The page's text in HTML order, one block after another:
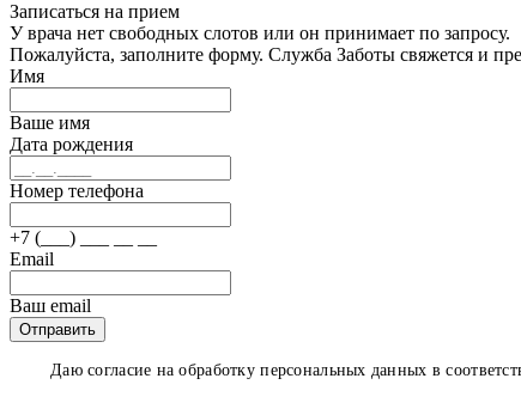
Записаться на прием
У врача нет свободных слотов или он принимает по запросу.
Пожалуйста, заполните форму. Служба Заботы свяжется и
Имя
Ваше имя
Дата рождения
Номер телефона
+7 (___) ___ __ __
Email
Ваш email
Отправить
Даю согласие на обработку персональных данных в